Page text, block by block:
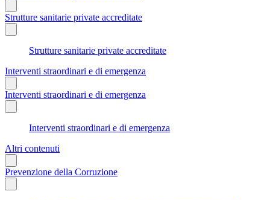
Strutture sanitarie private accreditate
Strutture sanitarie private accreditate
Interventi straordinari e di emergenza
Interventi straordinari e di emergenza
Interventi straordinari e di emergenza
Altri contenuti
Prevenzione della Corruzione